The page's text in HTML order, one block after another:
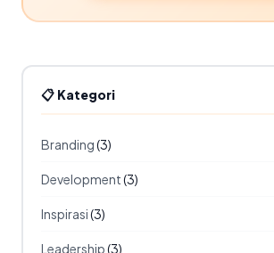
📋 Kategori
Branding(3)
Development(3)
Inspirasi(3)
Leadership(3)